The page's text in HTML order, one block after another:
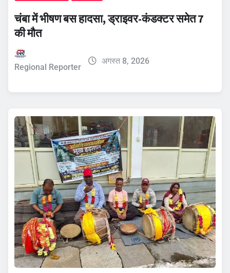
चंबा में भीषण बस हादसा, ड्राइवर-कंडक्टर समेत 7
की मौत
Regional Reporter
अगस्त 8, 2026